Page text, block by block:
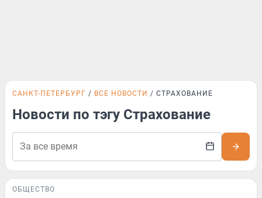
САНКТ-ПЕТЕРБУРГ ВСЕ НОВОСТИ СТРАХОВАНИЕ
Новости по тэгу Страхование
ОБЩЕСТВО